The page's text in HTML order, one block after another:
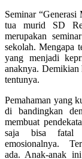
Seminar
tua murid SD
merupakan
sekolah. Mengapa
yang menjadi
anaknya. Demikian
tentunya.
Pemahaman yang
di bandingkan
membuat
saja bisa fatal
emosionalnya.
ada. Anak-anak